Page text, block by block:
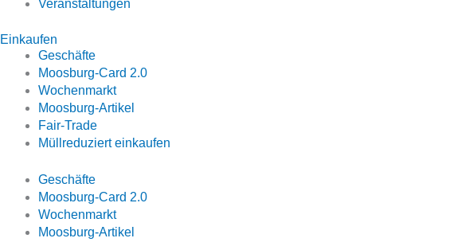
Veranstaltungen
Einkaufen
Geschäfte
Moosburg-Card 2.0
Wochenmarkt
Moosburg-Artikel
Fair-Trade
Müllreduziert einkaufen
Geschäfte
Moosburg-Card 2.0
Wochenmarkt
Moosburg-Artikel